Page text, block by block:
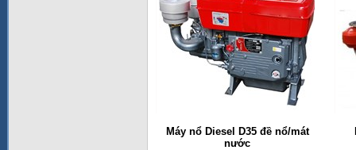
Máy nổ Diesel D35 đề nổ/mát
nước